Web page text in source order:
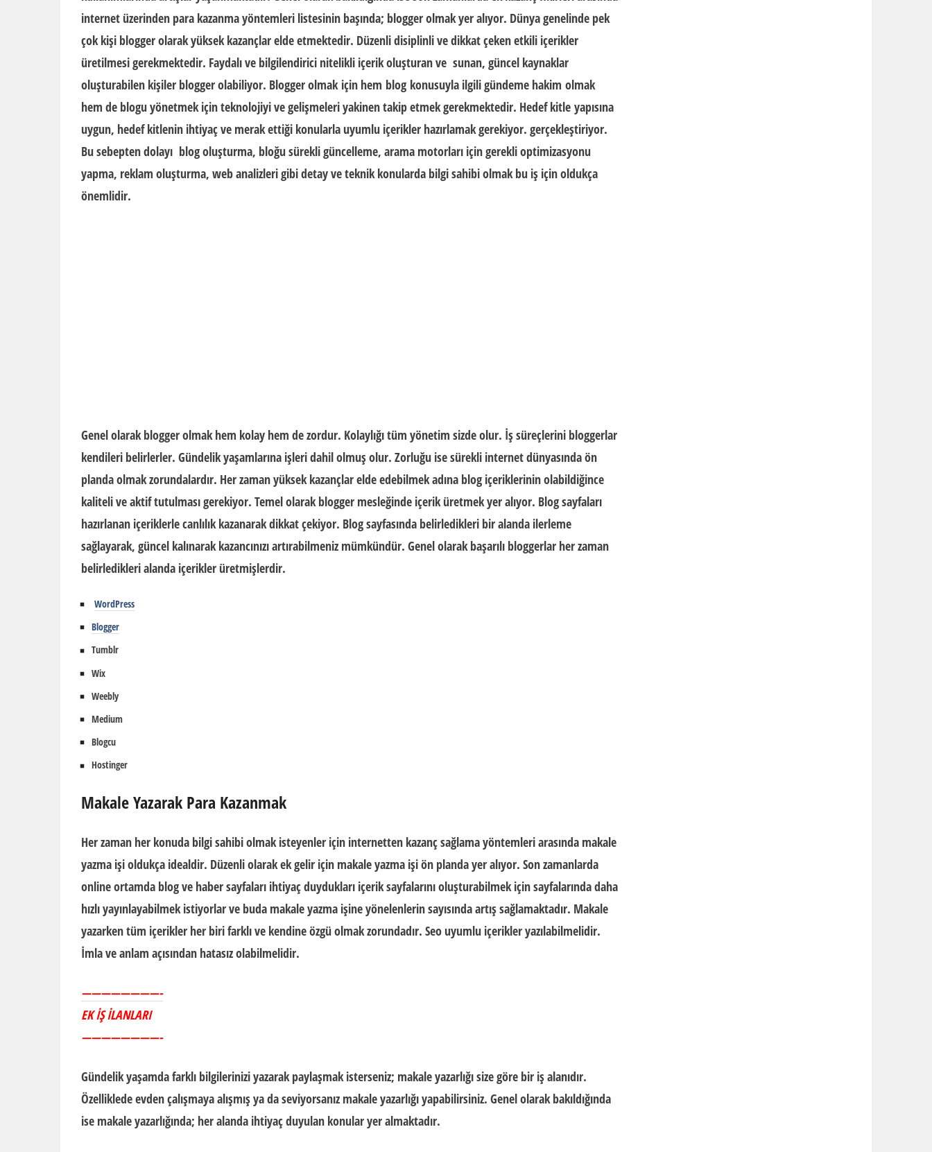
internet üzerinden para kazanma yöntemleri listesinin başında; blogger olmakyer alıyor. Dünya genelinde pek
çok kişi blogger olarak yüksek kazançlar elde etmektedir. Düzenli disiplinli ve dikkat çeken etkili içerikler
üretilmesi gerekmektedir. Faydalı ve bilgilendirici nitelikli içerik oluşturan ve sunan, güncel kaynaklar
oluşturabilen kişiler bloggerolabiliyor. Blogger olmakiçin hem blog konusuyla ilgili gündeme hakim olmak
hem de blogu yönetmek için teknolojiyi ve gelişmeleri yakinen takip etmek gerekmektedir. Hedef kitle yapısına
uygun, hedef kitlenin ihtiyaç ve merak ettiği konularla uyumlu içerikler hazırlamak gerekiyor. gerçekleştiriyor.
Bu sebepten dolayı blog oluşturma, bloğu sürekli güncelleme, arama motorları için gerekli optimizasyonu
yapma, reklam oluşturma, web analizleri gibi detay ve teknik konularda bilgi sahibi olmak bu iş için oldukça
önemlidir.
Genel olarak blogger olmak hem kolay hem de zordur. Kolaylığı tüm yönetim sizde olur. İş süreçlerini bloggerlar
kendileri belirlerler. Gündelik yaşamlarına işleri dahil olmuş olur. Zorluğu ise sürekli internet dünyasında ön
planda olmak zorundalardır. Her zaman yüksek kazançlar elde edebilmek adına blog içeriklerinin olabildiğince
kaliteli ve aktif tutulması gerekiyor. Temel olarak blogger mesleğinde içerik üretmek yer alıyor. Blog sayfaları
hazırlanan içeriklerle canlılık kazanarak dikkat çekiyor. Blog sayfasında belirledikleri bir alanda ilerleme
sağlayarak, güncel kalınarak kazancınızı artırabilmeniz mümkündür. Genel olarak başarılı bloggerlar her zaman
belirledikleri alanda içerikler üretmişlerdir.
WordPress
Blogger
Tumblr
Wix
Weebly
Medium
Blogcu
Hostinger
Makale Yazarak Para Kazanmak
Her zaman her konuda bilgi sahibi olmak isteyenler için internetten kazanç sağlama yöntemleri arasında makale
yazma işi oldukça idealdir. Düzenli olarakek gelir için makale yazma işi ön planda yer alıyor. Son zamanlarda
online ortamda blog ve haber sayfaları ihtiyaç duydukları içerik sayfalarını oluşturabilmek için sayfalarında daha
hızlı yayınlayabilmek istiyorlar ve buda makale yazma işine yönelenlerin sayısında artış sağlamaktadır. Makale
yazarken tüm içerikler her biri farklı ve kendine özgü olmak zorundadır. Seo uyumlu içerikler yazılabilmelidir.
İmla ve anlam açısından hatasız olabilmelidir.
————————-
EK İŞ İLANLARI
————————-
Gündelik yaşamda farklı bilgilerinizi yazarak paylaşmak isterseniz; makale yazarlığı size göre bir iş alanıdır.
Özelliklede evden çalışmaya alışmış ya da seviyorsanız makale yazarlığı yapabilirsiniz. Genel olarak bakıldığında
ise makale yazarlığında; her alanda ihtiyaç duyulan konular yer almaktadır.